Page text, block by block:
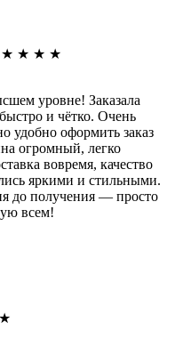
★ ★ ★ ★
уровне! Заказала
и чётко. Очень
удобно оформить заказ
огромный, легко
вовремя, качество
яркими и стильными.
до получения — просто
всем!
★